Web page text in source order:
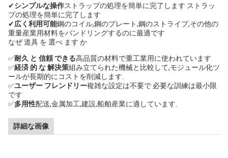
✔シンプルな操作ストラップの処理を簡単に完了します ストラッ
プの処理を簡単に完了します
✔広く利用可能鋼のコイル,鋼のプレート,鋼のストライプ,その他の
重量産業用材料をバンドリングするのに最適です
なぜ 道具 を 選べ ます か
✅耐久 と 信頼 できる高品質の材料で重工業用に使われています
✅経済 的 な 解決策組み立てられた機械と比較して,モジュール化ツ
ールが長期的にコストを削減します.
✅ユーザー フレンドリー複雑な設定は不要で 必要な訓練は最小限
です
✅多用性配送,金属加工,建設,船舶産業に適しています.
詳細な画像